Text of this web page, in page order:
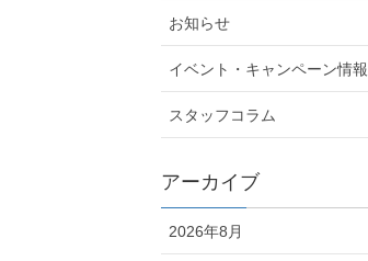
お知らせ
イベント・キャンペーン情報
スタッフコラム
アーカイブ
2026年8月